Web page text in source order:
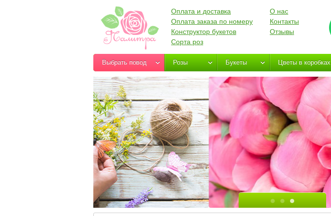
Оплата и доставка
Оплата заказа по номеру
Конструктор букетов
Сорта роз
О нас
Контакты
Отзывы
Выбрать повод Розы Букеты Цветы в коробках